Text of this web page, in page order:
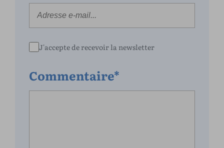
J'accepte de recevoir la newsletter
Commentaire*